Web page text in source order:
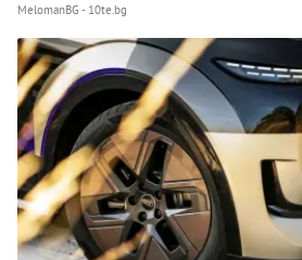
MelomanBG - 10te.bg